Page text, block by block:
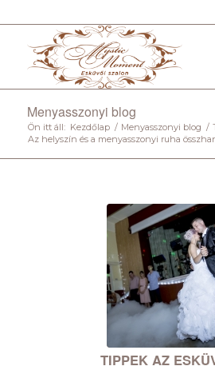
Menyasszonyi blog
Ön itt áll: Kezdőlap / Menyasszonyi blog /
Az helyszín és a menyasszonyi ruha
TIPPEK AZ